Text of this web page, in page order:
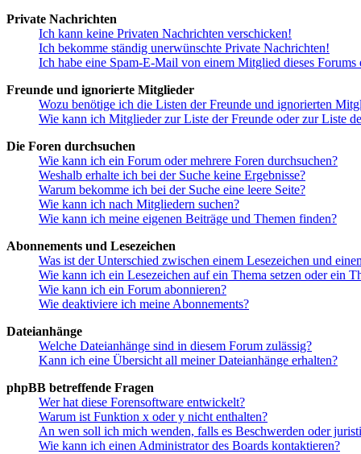
Private Nachrichten
Ich kann keine Privaten Nachrichten verschicken!
Ich bekomme ständig unerwünschte Private Nachrichten!
Ich habe eine Spam-E-Mail von einem Mitglied dieses Forums
Freunde und ignorierte Mitglieder
Wozu benötige ich die Listen der Freunde und ignorierten
Wie kann ich Mitglieder zur Liste der Freunde oder zur Liste
Die Foren durchsuchen
Wie kann ich ein Forum oder mehrere Foren durchsuchen?
Weshalb erhalte ich bei der Suche keine Ergebnisse?
Warum bekomme ich bei der Suche eine leere Seite?
Wie kann ich nach Mitgliedern suchen?
Wie kann ich meine eigenen Beiträge und Themen finden?
Abonnements und Lesezeichen
Was ist der Unterschied zwischen einem Lesezeichen und
Wie kann ich ein Lesezeichen auf ein Thema setzen oder ein
Wie kann ich ein Forum abonnieren?
Wie deaktiviere ich meine Abonnements?
Dateianhänge
Welche Dateianhänge sind in diesem Forum zulässig?
Kann ich eine Übersicht all meiner Dateianhänge erhalten?
phpBB betreffende Fragen
Wer hat diese Forensoftware entwickelt?
Warum ist Funktion x oder y nicht enthalten?
An wen soll ich mich wenden, falls es Beschwerden oder
Wie kann ich einen Administrator des Boards kontaktieren?